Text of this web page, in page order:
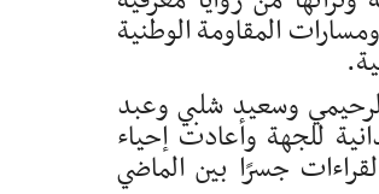
المقاومة الوطنية
وسعيد شلبي وعبد
للجهة وأعادت إحياء
جسرًا بين الماضي